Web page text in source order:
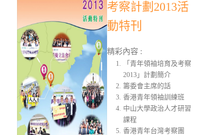
考察計劃2013活
動特刊
精彩內容 :
「青年領袖培育及考察
2013」計劃簡介
籌委會主席的話
香港青年領袖訓練班
中山大學政治人才研習
課程
香港青年台灣考察團